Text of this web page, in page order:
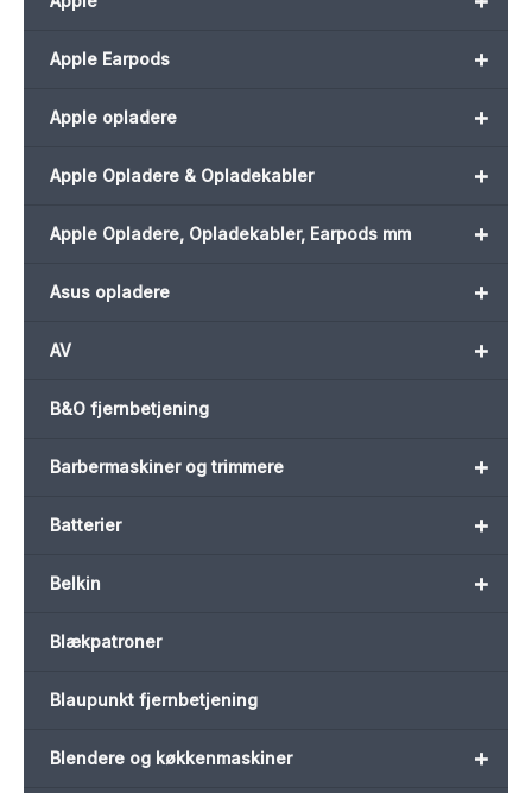
+
Apple Earpods
+
Apple opladere
+
Apple Opladere & Opladekabler
+
Apple Opladere, Opladekabler, Earpods mm
+
Asus opladere
+
AV
B&O fjernbetjening
+
Barbermaskiner og trimmere
+
Batterier
+
Belkin
Blækpatroner
Blaupunkt fjernbetjening
+
Blendere og køkkenmaskiner